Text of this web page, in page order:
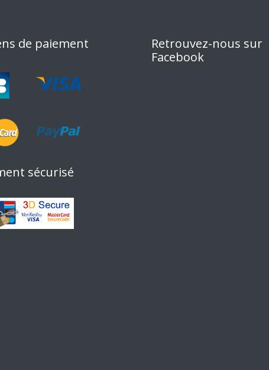
de paiement
sécurisé
Retrouvez-nous sur
Facebook